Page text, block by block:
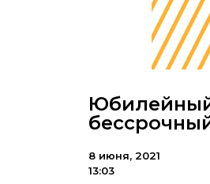
8 июня, 2021
13:03